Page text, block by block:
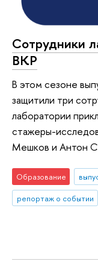
Сотрудники
ВКР
В этом сезоне
защитили три
лаборатории
стажеры-
Мешков и Антон
Образование
репортаж о событии